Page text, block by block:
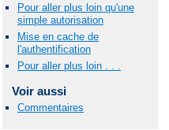
Pour aller plus loin qu'une
simple autorisation
Mise en cache de
l'authentification
Pour aller plus loin . . .
Voir aussi
Commentaires